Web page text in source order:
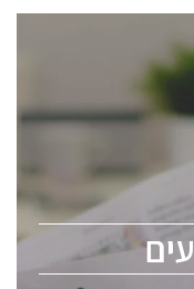
כולל מהנדסים,
ChipEx2026 will